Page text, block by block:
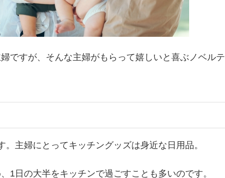
ですが、そんな主婦がもらって嬉しいと喜ぶノベルテ
。主婦にとってキッチングッズは身近な日用品。
1日の大半をキッチンで過ごすことも多いのです。